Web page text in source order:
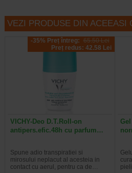
VEZI PRODUSE DIN ACEEASI
-35% Preț întreg: 65.50 Lei
Preț redus: 42.58 Lei
VICHY-Deo D.T.Roll-on
antipers.efic.48h cu parfum…
Spune adio transpiratiei si
mirosului neplacut al acesteia in
contact cu aerul, pentru ca de…